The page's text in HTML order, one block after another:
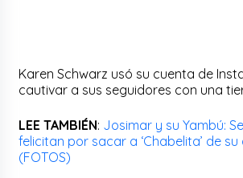
Karen Schwarz usó su cuenta de
cautivar a sus seguidores con una
LEE TAMBIÉN: Josimar y su Yambú:
felicitan por sacar a ‘Chabelita’ de
(FOTOS)